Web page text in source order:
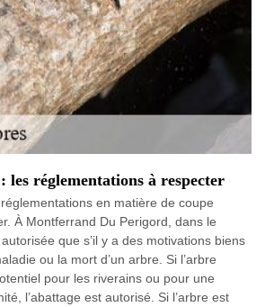
les réglementations à respecter
en matière de coupe
À Montferrand Du Perigord, dans le
que s’il y a des motivations biens
ou la mort d’un arbre. Si l’arbre
pour les riverains ou pour une
l’abattage est autorisé. Si l’arbre est